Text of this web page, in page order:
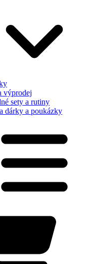
výprodej
sety a rutiny
dárky a poukázky